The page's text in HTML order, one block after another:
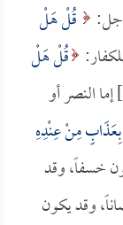
قُلْ هَلْ
قُلْ هَلْ
[التوبة:52] إما النصر أو
مِنْ عِنْدِهِ
خسفاً، وقد
وقد يكون